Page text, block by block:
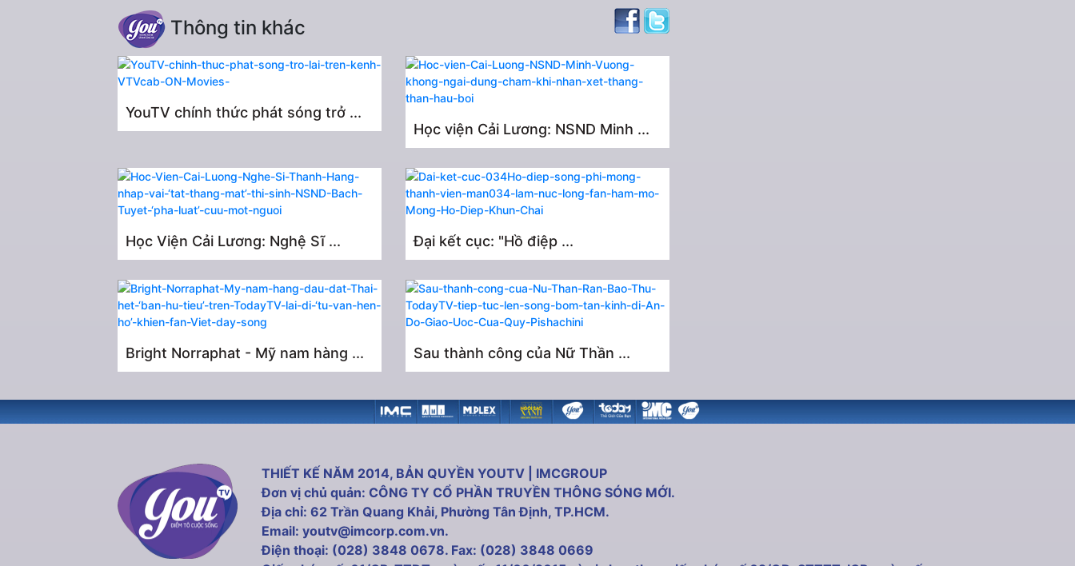
Thông tin khác
YouTV chính thức phát sóng trở ...
Học viện Cải Lương: NSND Minh ...
Học Viện Cải Lương: Nghệ Sĩ ... Đại kết cục: "Hồ điệp ...
Bright Norraphat - Mỹ nam hàng ... Sau thành công của Nữ Thần ...
THIẾT KẾ NĂM 2014, BẢN QUYỀN YOUTV | IMCGROUP
Đơn vị chủ quản: CÔNG TY CỔ PHẦN TRUYỀN THÔNG SÓNG MỚI.
Địa chỉ: 62 Trần Quang Khải, Phường Tân Định, TP.HCM.
Email: youtv@imcorp.com.vn.
Điện thoại: (028) 3848 0678. Fax: (028) 3848 0669